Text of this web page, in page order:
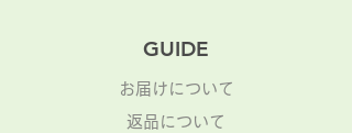
GUIDE
お届けについて
返品について